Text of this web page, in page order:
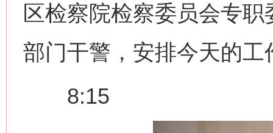
区检察院检察委员会专
部门干警，安排今天的工
8:15